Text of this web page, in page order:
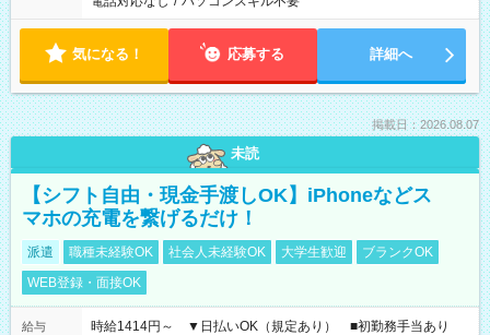
気になる！ 応募する 詳細へ
掲載日：2026.08.07
未読
【シフト自由・現金手渡しOK】iPhoneなどス
マホの充電を繋げるだけ！
派遣 職種未経験OK 社会人未経験OK 大学生歓迎
ブランクOK
WEB登録・面接OK
給与
時給1414円～ ▼日払いOK（規定あり） ■初勤務手当あり